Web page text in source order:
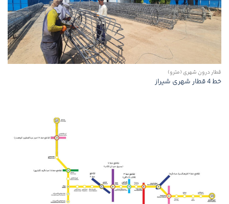
قطار درون شهری (مترو)
خط 4 قطار شهری شیراز